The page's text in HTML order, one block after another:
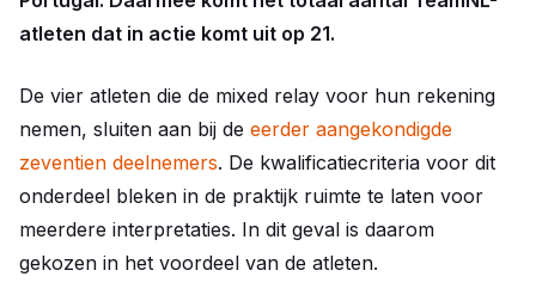
atleten dat in actie komt uit op 21.
De vier atleten die de mixed relay voor hun rekening
nemen, sluiten aan bij de eerder aangekondigde
zeventien deelnemers. De kwalificatiecriteria voor dit
onderdeel bleken in de praktijk ruimte te laten voor
meerdere interpretaties. In dit geval is daarom
gekozen in het voordeel van de atleten.